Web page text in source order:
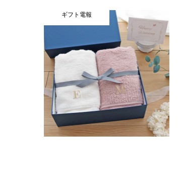
ギフト電報